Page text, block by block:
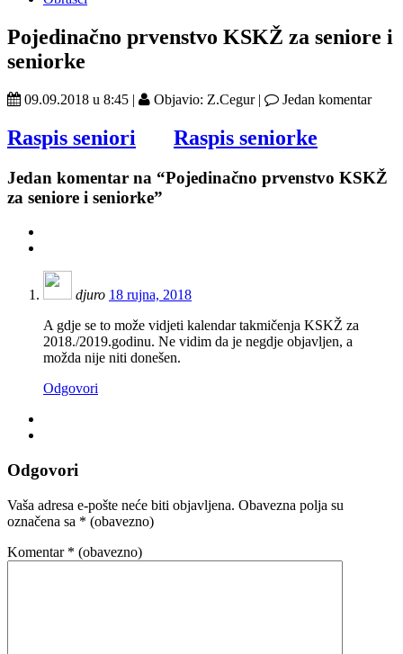
Pojedinačno prvenstvo KSKŽ za seniore i
seniorke
09.09.2018 u 8:45 | Objavio: Z.Cegur | Jedan komentar
Raspis seniori Raspis seniorke
Jedan komentar na “Pojedinačno prvenstvo KSKŽ
za seniore i seniorke”
djuro 18 rujna, 2018
A gdje se to može vidjeti kalendar takmičenja KSKŽ za
2018./2019.godinu. Ne vidim da je negdje objavljen, a
možda nije niti donešen.
Odgovori
Odgovori
Vaša adresa e-pošte neće biti objavljena. Obavezna polja su
označena sa * (obavezno)
Komentar * (obavezno)